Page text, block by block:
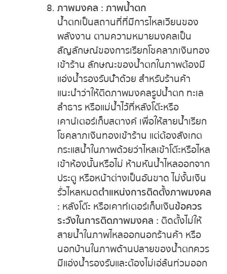
ภาพมงคล : ภาพน้ำตก
น้ำตกเป็นสถานที่ที่มีการไหลเวียนของ
พลังงาน ตามความหมายมงคลเป็น
สัญลักษณ์ของการเรียกโชคลาภเงินทอง
เข้าร้าน ลักษณะของน้ำตกในภาพต้องมี
แอ่งน้ำรองรับนัำด้วย สำหรับร้านค้า
แนะนำว่าให้ติดภาพมงคลรูปน้ำตก ทะเล
ลำธาร หรือแม่น้ำไว้ที่หลังโต๊ะหรือ
เคาน์เตอร์เก็บสตางค์ เพื่อให้สายน้ำเรียก
โชคลาภเงินทองเข้าร้าน แต่ต้องสังเกต
กระแสน้ำในภาพด้วยว่าไหลเข้าโต๊ะหรือไหล
เข้าห้องนั้นหรือไม่ ห้ามหันน้ำไหลออกจาก
ประตู หรือหน้าต่างเป็นอันขาด ไม่งั้นเงิน
รั่วไหลหมดตำแหน่งการติดตั้งภาพมงคล
: หลังโต๊ะ หรือเคาท์เตอร์เก็บเงินข้อควร
ระวังในการติดภาพมงคล : ติดตั้งไม่ให้
สายน้ำในภาพไหลออกนอกร้านค้า หรือ
นอกบ้านในภาพด้านปลายของน้ำตกควร
มีแอ่งน้ำรองรับและต้องไม่เอ่ล้นท่วมออก